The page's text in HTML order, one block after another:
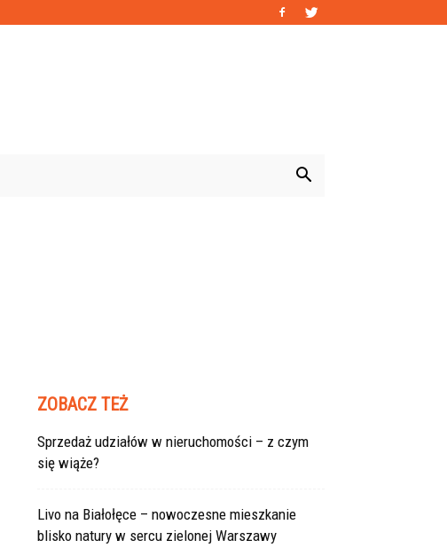
ZOBACZ TEŻ
Sprzedaż udziałów w nieruchomości – z czym
się wiąże?
Livo na Białołęce – nowoczesne mieszkanie
blisko natury w sercu zielonej Warszawy